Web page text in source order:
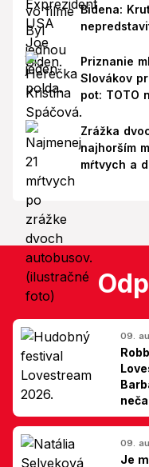
Bidena:
Priznanie
Slovákov
pot: TOTO
Zrážka
najhorším
mŕtvych a
09.
09.
Je